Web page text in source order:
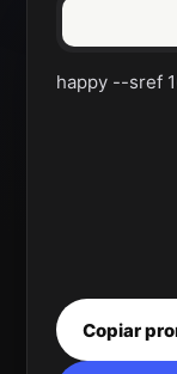
happy --sref
Copiar